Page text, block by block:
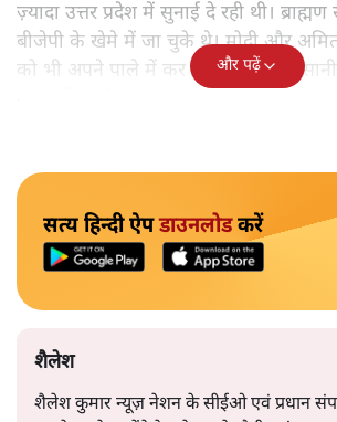
में आने पर उन्हें प्रमुख भूमिका देने की बात
कोई नयी बात नहीं है।
2007 के विधानसभा चुनावों में भी बसपा ने
साथ सरकार बनाने का मौक़ा मिल गया।
राजनीति पूरी तरह बदल गयी। राष्ट्रीय
2014 में नरेंद्र मोदी का अवतरण हो चुका
ज़्यादा उत्तर प्रदेश में सुनाई दे रही थी।
बीजेपी के खेमे में जा चुके थे। मोदी और
पर क़ाबिज़ हो गए।